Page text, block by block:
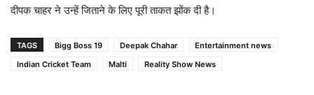
दीपक चाहर ने उन्हें जिताने के लिए पूरी ताकत झोंक दी है।
TAGS Bigg Boss 19 Deepak Chahar
Entertainment news
Indian Cricket Team
Malti Reality Show News